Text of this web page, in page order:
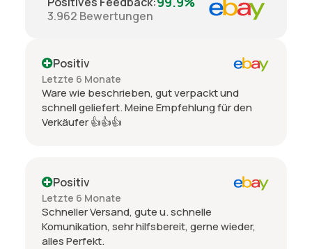
3.962 Bewertungen
Positiv
Letzte 6 Monate
Ware wie beschrieben, gut verpackt und
schnell geliefert. Meine Empfehlung für den
Verkäufer 👍👍👍
Positiv
Letzte 6 Monate
Schneller Versand, gute u. schnelle
Komunikation, sehr hilfsbereit, gerne wieder,
alles Perfekt.